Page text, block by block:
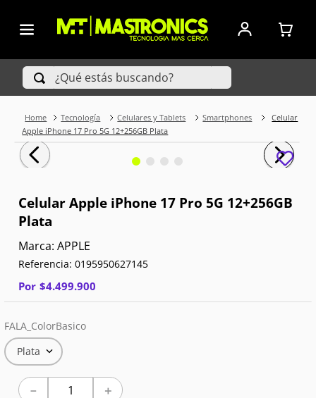
¿Qué estás buscando?
Tecnología Celulares y Tablets Smartphones
Celular
Apple iPhone 17 Pro 5G 12+256GB Plata
Celular Apple iPhone 17 Pro 5G 12+256GB
Plata
APPLE
Referencia: 0195950627145
Por $4.499.900
FALA_ColorBasico
Plata
＋
－
TÉRMINOS MÁS BUSCADOS
1.
Iphone
3.
Celulares Samsung
4.
Televisores
5.
Iphone 15 Pro Max
7.
Red Magic
8.
Celulares